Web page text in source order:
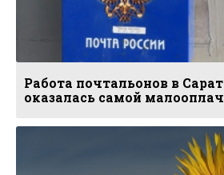
Работа почтальонов в
оказалась самой